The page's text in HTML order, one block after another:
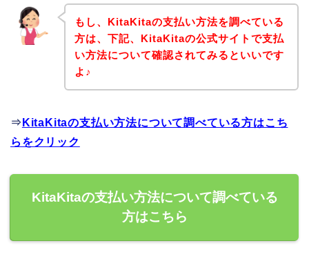
もし、KitaKitaの支払い方法を調べている
方は、下記、KitaKitaの公式サイトで支払
い方法について確認されてみるといいです
よ♪
⇒ KitaKitaの支払い方法について調べている方はこち
らをクリック
KitaKitaの支払い方法について調べている
方はこちら